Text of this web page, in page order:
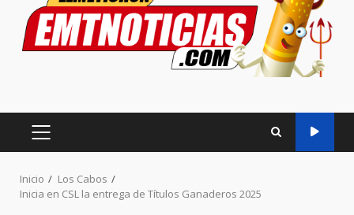
MENÚ
PRINCIPAL
Inicio
Los Cabos
Inicia en CSL la entrega de Títulos Ganaderos 2025